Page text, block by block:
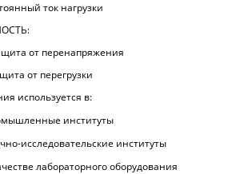
ток нагрузки
от перенапряжения
от перегрузки
используется в:
институты
исследовательские институты
лабораторного оборудования